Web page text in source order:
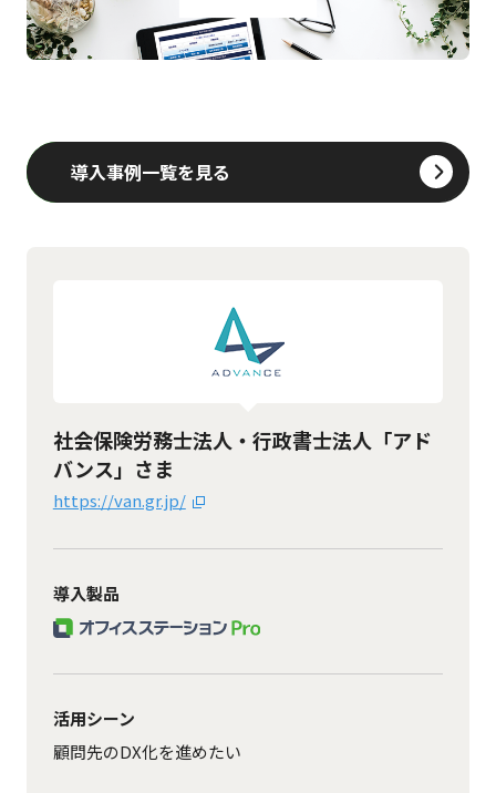
導入事例一覧を見る
社会保険労務士法人・行政書士法人「アド
バンス」さま
https://van.gr.jp/
導入製品
活用シーン
顧問先のDX化を進めたい